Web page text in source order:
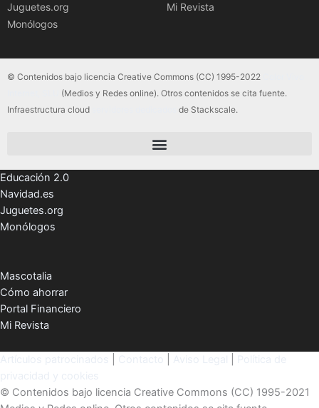
Juguetes.org
Monólogos
Mi Revista
© Contenidos bajo licencia Creative Commons (CC) 1995-2022
(Medios y Redes online). Otros contenidos se cita fuente.
Infraestructura cloud
de Stackscale.
Educación 2.0
Navidad.es
Juguetes.org
Monólogos
Mascotalia
Cómo ahorrar
Portal Financiero
Mi Revista
© Contenidos bajo licencia Creative Commons (CC) 1995-2021